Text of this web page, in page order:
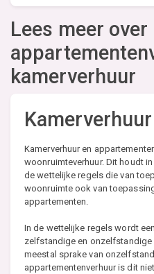
Lees meer over
kamerverhuur
Kamerverhuur
Kamerverhuur en
woonruimteverhuur. Dit houdt
de wettelijke regels die van
woonruimte ook van
appartementen.
In de wettelijke regels wordt
zelfstandige en onzelfstandige
meestal sprake van
appartementenverhuur is dit